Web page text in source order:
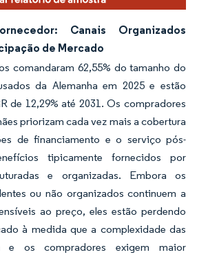
Canais Organizados
de Mercado
comandaram 62,55% do tamanho do
da Alemanha em 2025 e estão
de 12,29% até 2031. Os compradores
priorizam cada vez mais a cobertura
de financiamento e o serviço pós-
tipicamente fornecidos por
e organizadas. Embora os
ou não organizados continuem a
ao preço, eles estão perdendo
à medida que a complexidade das
e os compradores exigem maior